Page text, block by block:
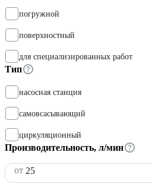
погружной
поверхностный
для специализированных работ
Тип
насосная станция
самовсасывающий
циркуляционный
Производительность, л/мин
от